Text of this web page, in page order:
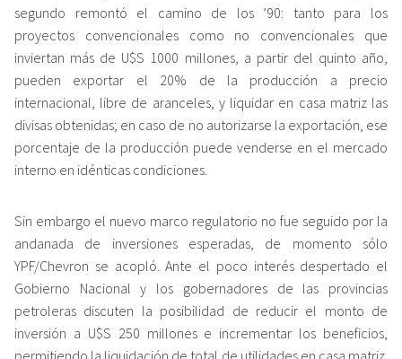
segundo remontó el camino de los ’90: tanto para los
proyectos convencionales como no convencionales que
inviertan más de U$S 1000 millones, a partir del quinto año,
pueden exportar el 20% de la producción a precio
internacional, libre de aranceles, y liquidar en casa matriz las
divisas obtenidas; en caso de no autorizarse la exportación, ese
porcentaje de la producción puede venderse en el mercado
interno en idénticas condiciones.
Sin embargo el nuevo marco regulatorio no fue seguido por la
andanada de inversiones esperadas, de momento sólo
YPF/Chevron se acopló. Ante el poco interés despertado el
Gobierno Nacional y los gobernadores de las provincias
petroleras discuten la posibilidad de reducir el monto de
inversión a U$S 250 millones e incrementar los beneficios,
permitiendo la liquidación de total de utilidades en casa matriz.